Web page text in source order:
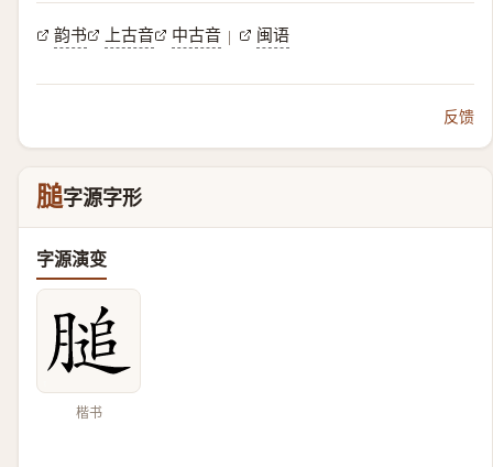
韵书 上古音 中古音 | 闽语
反馈
膇字源字形
字源演变
楷书